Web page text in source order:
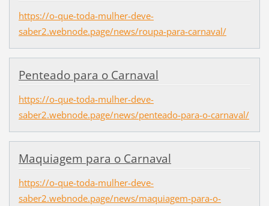
https://o-que-toda-mulher-deve-
saber2.webnode.page/news/roupa-para-carnaval/
Penteado para o Carnaval
https://o-que-toda-mulher-deve-
saber2.webnode.page/news/penteado-para-o-carnaval/
Maquiagem para o Carnaval
https://o-que-toda-mulher-deve-
saber2.webnode.page/news/maquiagem-para-o-